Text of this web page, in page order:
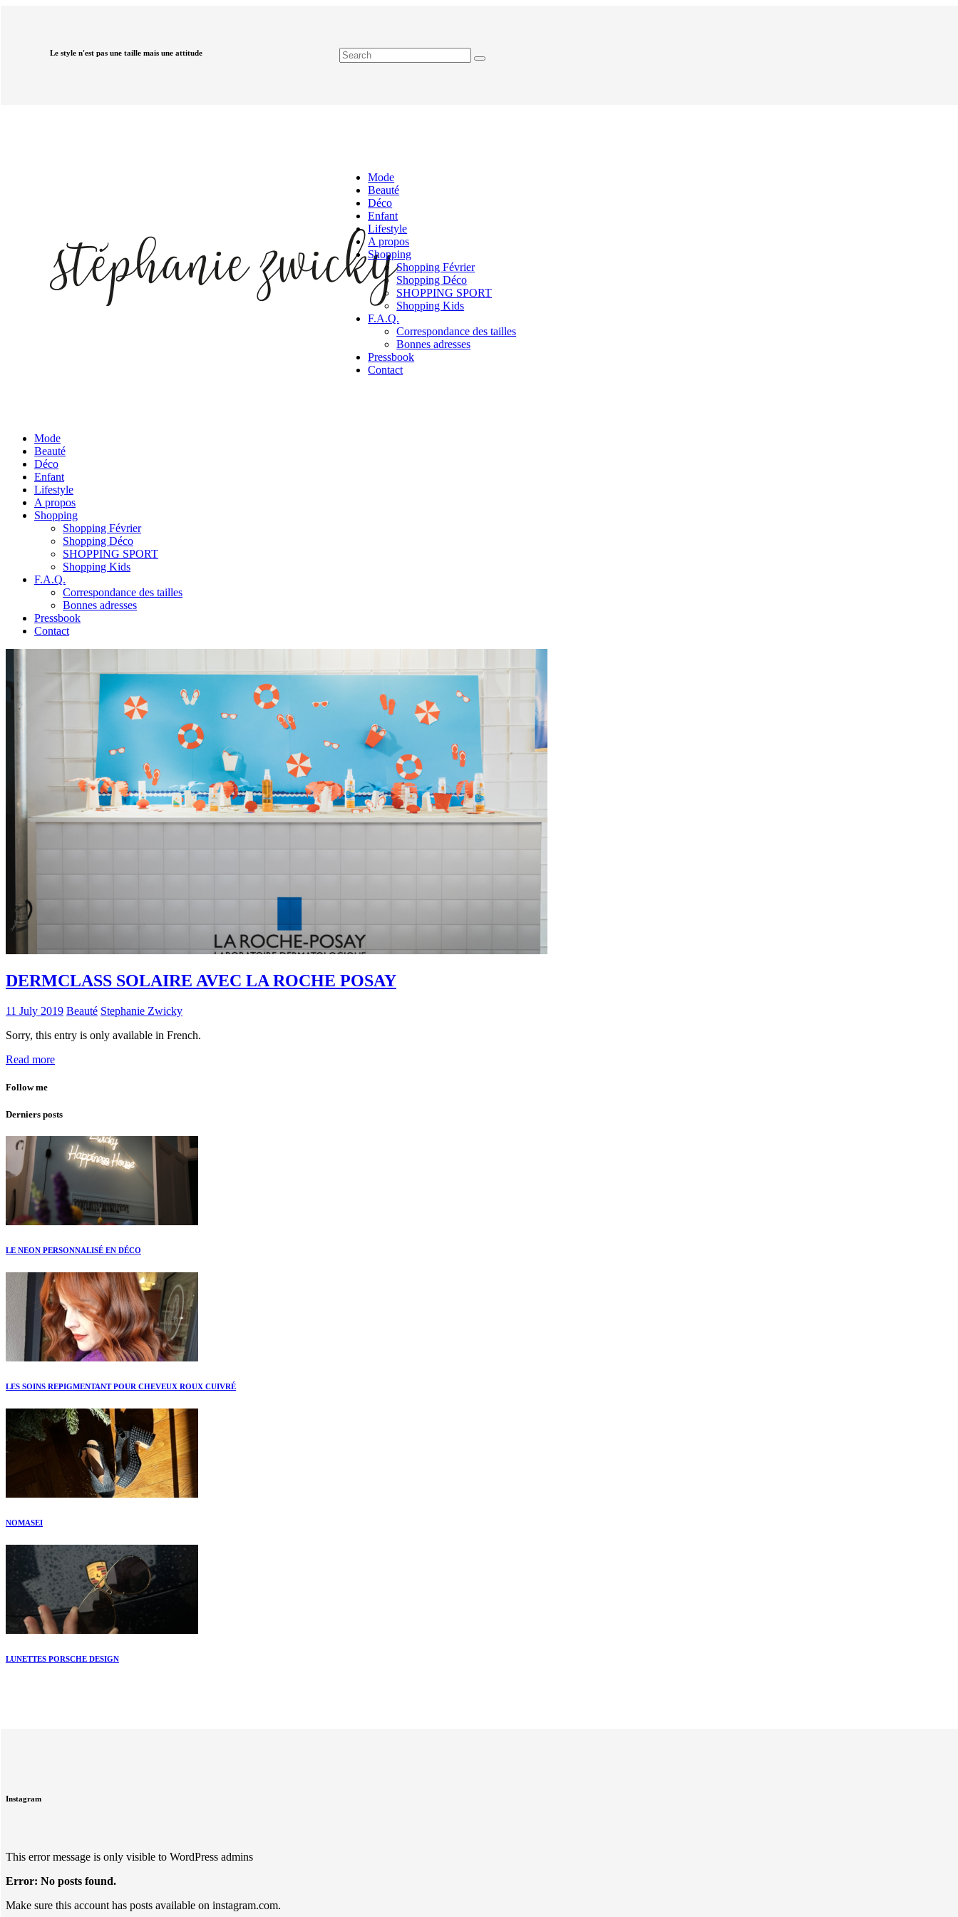
Le style n'est pas une taille mais une attitude
Mode
Beauté
Déco
Enfant
Lifestyle
A propos
Shopping
Shopping Février
Shopping Déco
SHOPPING SPORT
Shopping Kids
F.A.Q.
Correspondance des tailles
Bonnes adresses
Pressbook
Contact
Mode
Beauté
Déco
Enfant
Lifestyle
A propos
Shopping
Shopping Février
Shopping Déco
SHOPPING SPORT
Shopping Kids
F.A.Q.
Correspondance des tailles
Bonnes adresses
Pressbook
Contact
DERMCLASS SOLAIRE AVEC LA ROCHE POSAY
11 July 2019 Beauté Stephanie Zwicky
Sorry, this entry is only available in French.
Read more
Follow me
Derniers posts
LE NEON PERSONNALISÉ EN DÉCO
LES SOINS REPIGMENTANT POUR CHEVEUX ROUX CUIVRÉ
NOMASEI
LUNETTES PORSCHE DESIGN
Instagram
This error message is only visible to WordPress admins
Error: No posts found.
Make sure this account has posts available on instagram.com.